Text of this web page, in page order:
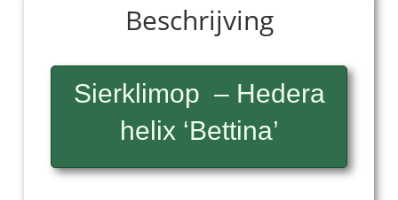
Beschrijving
Sierklimop – Hedera
helix ‘Bettina’